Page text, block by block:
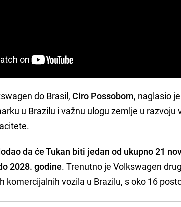
do Brasil,Ciro Possobom, naglasio
u Brazilu i važnu ulogu zemlje u razvoju
da će Tukan biti jedan od ukupno 21
2028. godine. Trenutno je Volkswagen
komercijalnih vozila u Brazilu, s oko 16